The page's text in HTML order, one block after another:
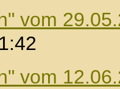
vom
vom